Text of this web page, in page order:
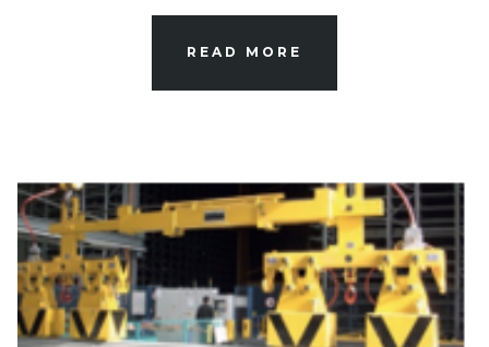
READ MORE